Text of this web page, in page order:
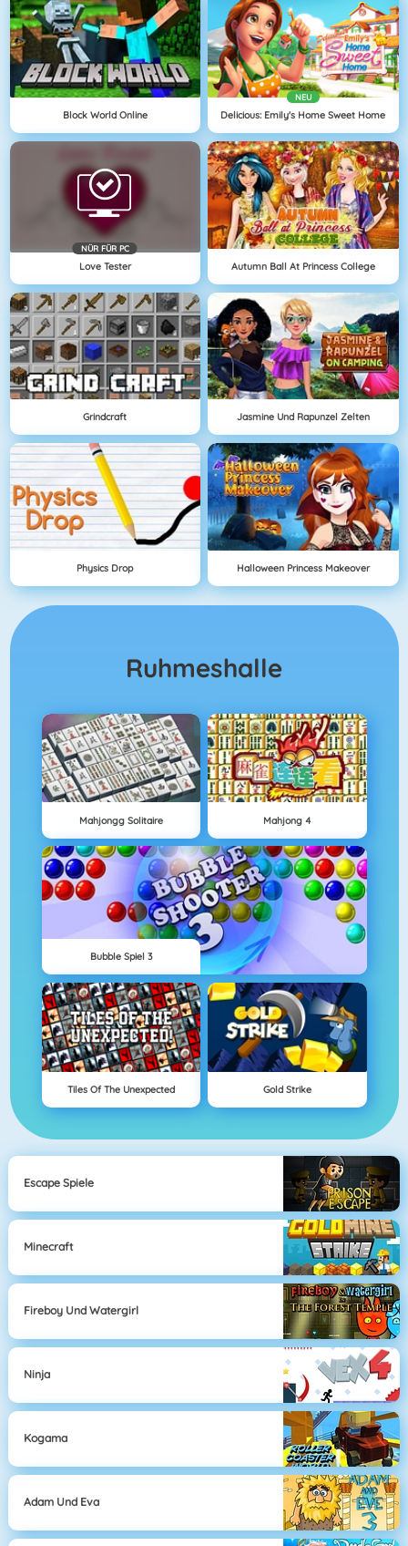
Block World Online
NEU
Delicious: Emily's Home Sweet Home
NÜR FÜR PC
Love Tester Autumn Ball At Princess College
Grindcraft Jasmine Und Rapunzel Zelten
Physics Drop Halloween Princess Makeover
Ruhmeshalle
Mahjongg Solitaire Mahjong 4
Bubble Spiel 3
Tiles Of The Unexpected Gold Strike
Escape Spiele
Minecraft
Fireboy Und Watergirl
Ninja
Kogama
Adam Und Eva